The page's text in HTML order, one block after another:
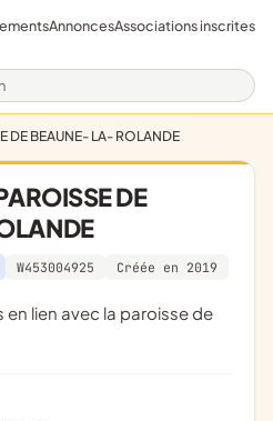
AnnoncesAssociations inscrites
DE BEAUNE- LA- ROLANDE
DE
W453004925 Créée en 2019